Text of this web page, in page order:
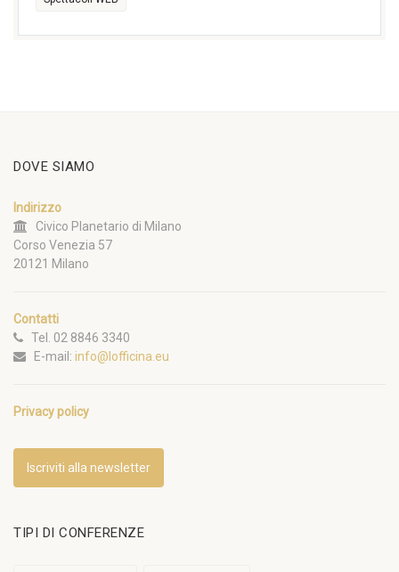
DOVE SIAMO
Indirizzo
Civico Planetario di Milano
Corso Venezia 57
20121 Milano
Contatti
Tel. 02 8846 3340
E-mail: info@lofficina.eu
Privacy policy
Iscriviti alla newsletter
TIPI DI CONFERENZE